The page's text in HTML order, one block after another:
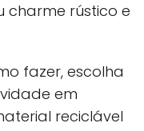
charme rústico e
fazer, escolha
em
reciclável